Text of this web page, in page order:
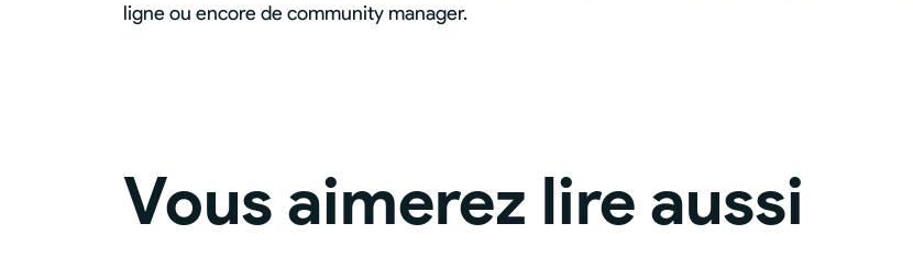
ligne ou encore de community manager.
Vous aimerez lire aussi